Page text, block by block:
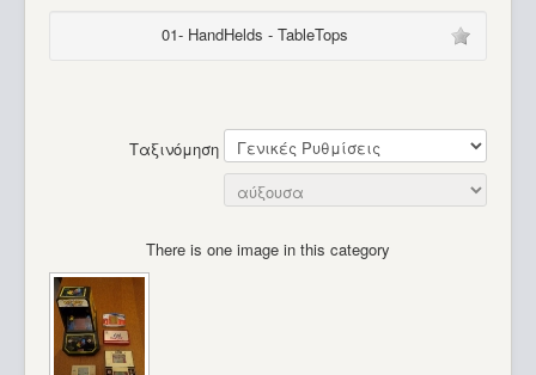
01- HandHelds - TableTops
Ταξινόμηση
There is one image in this category